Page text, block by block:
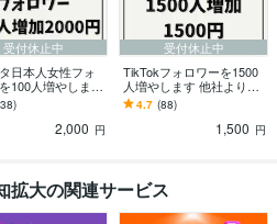
受付休止中
日本人女性フォ
100人増やします
高ければご連絡
！増量してご提
2,000 円
受付休止中
TikTokフォロワーを1500
人増やします 他社より高
ければご連絡ください！
増量してご提供致しま
4.7 (88)
1,500 円
拡大の関連サービス